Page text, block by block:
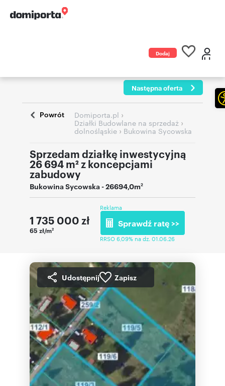
Dodaj
Następna oferta
Powrót Domiporta.pl ›
Działki Budowlane na sprzedaż ›
dolnośląskie › Bukowina Sycowska
Sprzedam działkę inwestycyjną
26 694 m² z koncepcjami
zabudowy
Bukowina Sycowska- 26694,0m2
1 735 000 zł
65 zł/m2
Reklama
Sprawdź ratę >>
RRSO 6,09% na dz. 01.06.26
Udostępnij Zapisz